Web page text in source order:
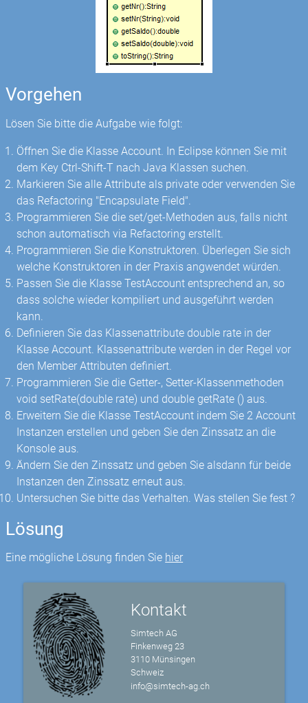
Vorgehen
Lösen Sie bitte die Aufgabe wie folgt:
Öffnen Sie die Klasse Account. In Eclipse können Sie mit
dem Key Ctrl-Shift-T nach Java Klassen suchen.
Markieren Sie alle Attribute als private oder verwenden Sie
das Refactoring "Encapsulate Field".
Programmieren Sie die set/get-Methoden aus, falls nicht
schon automatisch via Refactoring erstellt.
Programmieren Sie die Konstruktoren. Überlegen Sie sich
welche Konstruktoren in der Praxis angwendet würden.
Passen Sie die Klasse TestAccount entsprechend an, so
dass solche wieder kompiliert und ausgeführt werden
kann.
Definieren Sie das Klassenattribute double rate in der
Klasse Account. Klassenattribute werden in der Regel vor
den Member Attributen definiert.
Programmieren Sie die Getter-, Setter-Klassenmethoden
void setRate(double rate) und double getRate () aus.
Erweitern Sie die Klasse TestAccount indem Sie 2 Account
Instanzen erstellen und geben Sie den Zinssatz an die
Konsole aus.
Ändern Sie den Zinssatz und geben Sie alsdann für beide
Instanzen den Zinssatz erneut aus.
Untersuchen Sie bitte das Verhalten. Was stellen Sie fest ?
Lösung
Eine mögliche Lösung finden Sie hier
Kontakt
Simtech AG
Finkenweg 23
3110 Münsingen
Schweiz
info@simtech-ag.ch